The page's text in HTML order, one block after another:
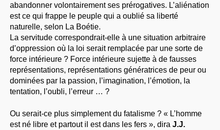
abandonner volontairement ses prérogatives. L’aliénation
est ce qui frappe le peuple qui a oublié sa liberté
naturelle, selon La Boétie.
La servitude correspondrait-elle à une situation arbitraire
d’oppression où la loi serait remplacée par une sorte de
force intérieure ? Force intérieure sujette à de fausses
représentations, représentations génératrices de peur ou
dominées par la passion, l’imagination, l’émotion, la
tentation, l’oubli, l’erreur … ?
Ou serait-ce plus simplement du fatalisme ? « L’homme
est né libre et partout il est dans les fers », dira J.J.